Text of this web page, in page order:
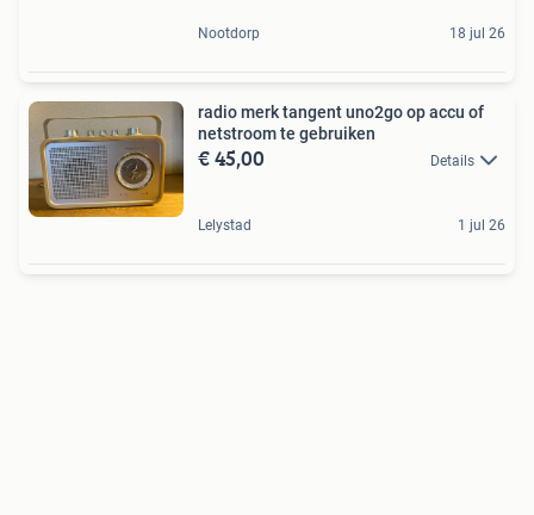
Nootdorp 18 jul 26
radio merk tangent uno2go op accu of
netstroom te gebruiken
€ 45,00 Details
Lelystad 1 jul 26